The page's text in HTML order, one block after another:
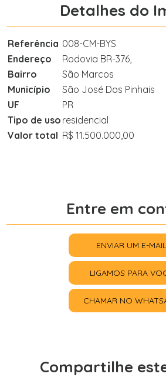
Detalhes do
Referência 008-CM-BYS
Endereço
Rodovia BR-376,
Bairro
São Marcos
Município
São José Dos Pinhais
UF
PR
Tipo de uso residencial
Valor total R$ 11.500.000,00
Entre em
ENVIAR UM E-MAIL
LIGAMOS PARA
CHAMAR NO
Compartilhe